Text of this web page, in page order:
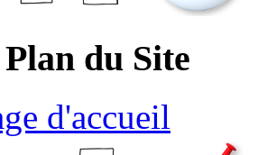
Plan du Site
d'accueil